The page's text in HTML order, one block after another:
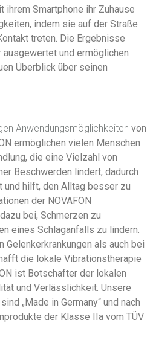
Smartphone ihr Zuhause
indem sie auf der Straße
treten. Die Ergebnisse
und ermöglichen
Überblick über seinen
Anwendungsmöglichkeiten von
ermöglichen vielen Menschen
die eine Vielzahl von
Beschwerden lindert, dadurch
hilft, den Alltag besser zu
der NOVAFON
bei, Schmerzen zu
eines Schlaganfalls zu lindern.
als auch bei
die lokale Vibrationstherapie
ist Botschafter der lokalen
und Verlässlichkeit. Unsere
„Made in Germany“ und nach
der Klasse IIa vom TÜV